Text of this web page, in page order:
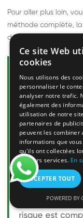
Pour aller plus loin,
méthode complète,
découvrir
Questions
Le frelon
l'homme ?
Le frelon
taille mais
son nid. Sa
celle d'une
une personne
bénigne. Pour
risque est
Ce site Web
cookies
Nous utilisons des
personnaliser le
analyser notre trafic.
également des
utilisation de notre
partenaires de
peuvent les combiner
informations que
qu'ils ont collectées
de leurs services. En
ACCEPTER TOUT
POWERED BY